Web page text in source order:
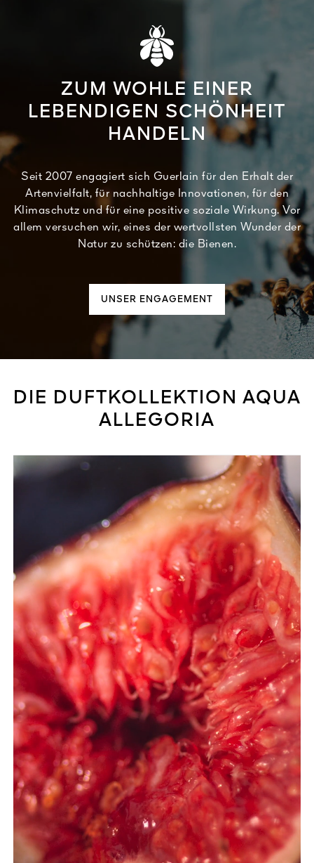
ZUM WOHLE EINER
LEBENDIGEN SCHÖNHEIT
HANDELN
Seit 2007 engagiert sich Guerlain für den Erhalt der
Artenvielfalt, für nachhaltige Innovationen, für den
Klimaschutz und für eine positive soziale Wirkung. Vor
allem versuchen wir, eines der wertvollsten Wunder der
Natur zu schützen: die Bienen.
UNSER ENGAGEMENT
DIE DUFTKOLLEKTION AQUA
ALLEGORIA